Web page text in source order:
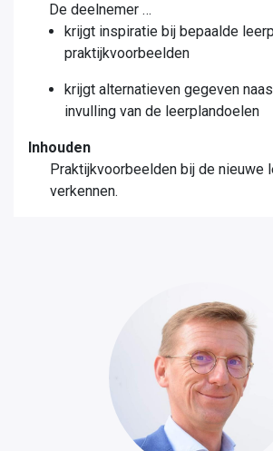
De deelnemer …
krijgt inspiratie bij bepaalde
praktijkvoorbeelden
krijgt alternatieven gegeven
invulling van de leerplandoelen
Inhouden
Praktijkvoorbeelden bij de nieuwe
verkennen.